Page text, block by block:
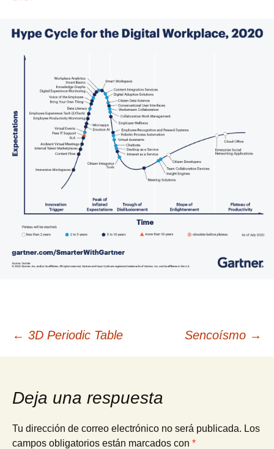
Navegación
de
entradas
← 3D Periodic Table Sencoísmo →
Deja una respuesta
Tu dirección de correo electrónico no será publicada. Los
campos obligatorios están marcados con *